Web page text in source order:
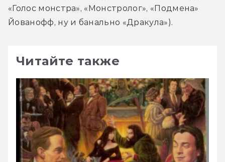
«Голос монстра», «Монстролог», «Подмена»
Йованофф, ну и банально «Дракула»).
Читайте также